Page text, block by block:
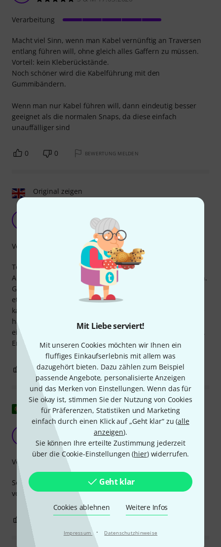
Mit Liebe serviert!
Mit unseren Cookies möchten wir Ihnen ein
fluffiges Einkaufserlebnis mit allem was
dazugehört bieten. Dazu zählen zum Beispiel
passende Angebote, personalisierte Anzeigen
und das Merken von Einstellungen. Wenn das für
Sie okay ist, stimmen Sie der Nutzung von Cookies
für Präferenzen, Statistiken und Marketing
einfach durch einen Klick auf „Geht klar“ zu (alle
anzeigen).
Sie können Ihre erteilte Zustimmung jederzeit
über die Cookie-Einstellungen (hier) widerrufen.
Geht klar
Cookies ablehnen Weitere Infos
Impressum · Datenschutzhinweise
Macht viel Sinn, wenn man Kabel vernünftig an Traversen
entlang führen will, ohne gleich alles Gaffern zu müssen.
Vorteil: kein Kleberückstände.
Noch schöner wird die Kabelführung mit den
Gummibändern.
Wenn man nur Kabel führen will, dann eindeutig besser
geeignet als die normalen Snaps, da diese einfach
unauffälliger sind
Verarbeitung
0 0 BEWERTUNG MELDEN
Original zeigen
And.M. 01.08.2018
Tolles Konzept, weniger Klebeband zum
Aufhängen/Verwalten/Aufräumen von Kabeln an Traversen.
Gute Verarbeitungsqualität, aber die Materialien könnten
etwas robuster sein. Bis jetzt ist noch keines
kaputtgegangen, aber ich glaube nicht, dass sie sehr lange
halten werden. Alles in allem ist es angesichts des Preises
eine sehr gute Lösung für ein manchmal nerviges Problem.
Empfehlenswert.
Verarbeitung
0 BEWERTUNG MELDEN
Original zeigen
Praktisch und unverzichtbar
Luismigpt 07.12.2017
Sehr praktisch und eine große Hilfe bei der Organisation
von Kabeln im Fachwerk.
Verarbeitung
BEWERTUNG MELDEN